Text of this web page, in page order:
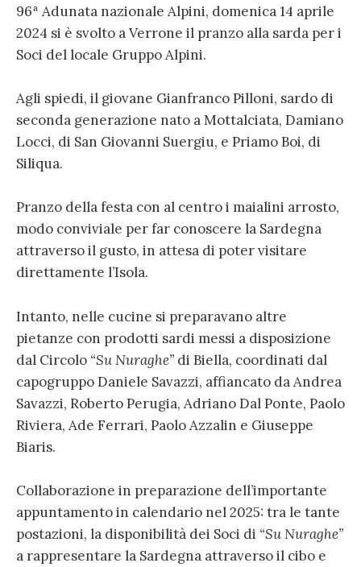
96ª Adunata nazionale Alpini, domenica 14 aprile
2024 si è svolto a Verrone il pranzo alla sarda per i
Soci del locale Gruppo Alpini.
Agli spiedi, il giovane Gianfranco Pilloni, sardo di
seconda generazione nato a Mottalciata, Damiano
Locci, di San Giovanni Suergiu, e Priamo Boi, di
Siliqua.
Pranzo della festa con al centro i maialini arrosto,
modo conviviale per far conoscere la Sardegna
attraverso il gusto, in attesa di poter visitare
direttamente l’Isola.
Intanto, nelle cucine si preparavano altre
pietanze con prodotti sardi messi a disposizione
dal Circolo “Su Nuraghe” di Biella, coordinati dal
capogruppo Daniele Savazzi, affiancato da Andrea
Savazzi, Roberto Perugia, Adriano Dal Ponte, Paolo
Riviera, Ade Ferrari, Paolo Azzalin e Giuseppe
Biaris.
Collaborazione in preparazione dell’importante
appuntamento in calendario nel 2025: tra le tante
postazioni, la disponibilità dei Soci di “Su Nuraghe”
a rappresentare la Sardegna attraverso il cibo e